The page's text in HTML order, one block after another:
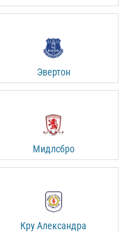
Эвертон
Мидлсбро
Кру Александра